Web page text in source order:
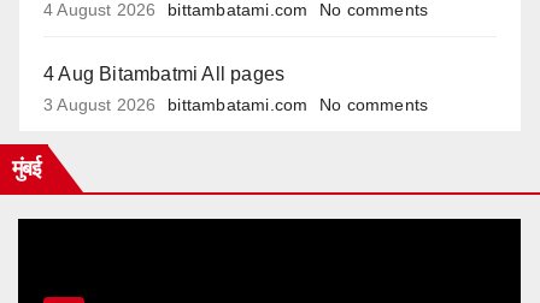
4 August 2026 bittambatami.com No comments
4 Aug Bitambatmi All pages
3 August 2026 bittambatami.com No comments
मुंबई